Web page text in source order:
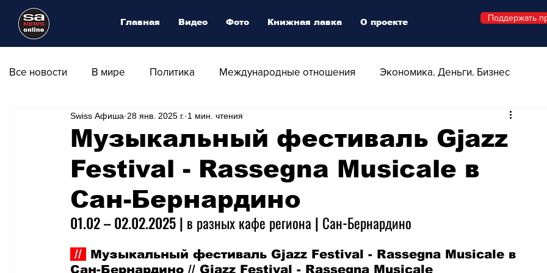
Все новости В мире Политика Международные отношения Экономика. Деньги. Бизнес
Общество Армия Аналитика Наука и Технологии
Транспорт Культура Магия искусства Swiss Афиша Стиль Стильный четверг
Природа - Климат Туризм Фото Видео
Афиша - Выставки - Музеи Афиша - Театр - Опера - Шоу Афиша - Поп - Рок - Джаз
Музыкальный фестиваль Gjazz
Festival - Rassegna Musicale в
Сан-Бернардино
Swiss Афиша 28 янв. 2025 г. 1 мин. чтения
01.02 – 02.02.2025 | в разных кафе региона | Сан-Бернардино
//
Музыкальный фестиваль Gjazz Festival - Rassegna Musicale в
Сан-Бернардино // Gjazz Festival - Rassegna Musicale
Главная Видео Фото Книжная лавка О проекте Поддержать